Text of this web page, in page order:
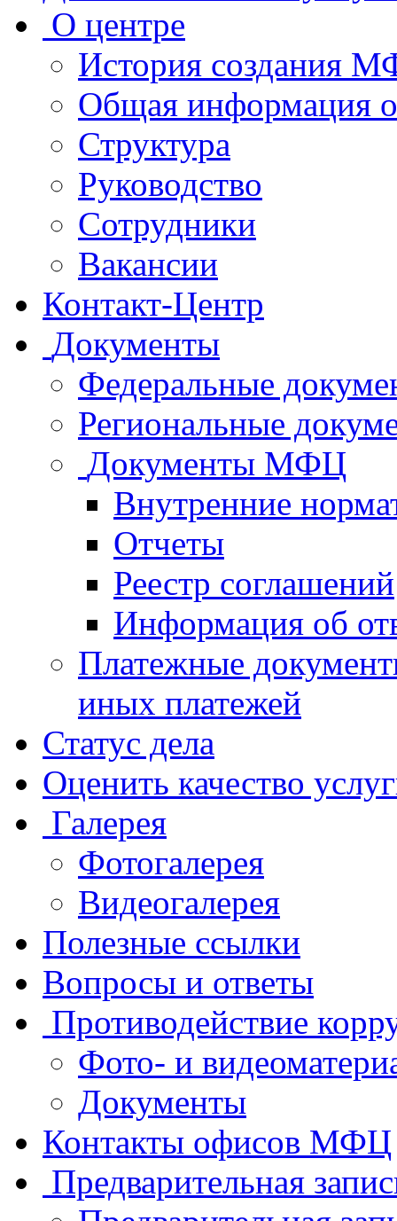
О центре
История создания
Общая
Структура
Руководство
Сотрудники
Вакансии
Контакт-Центр
Документы
Федеральные
Региональные
Документы МФЦ
Внутренние
Отчеты
Реестр соглашений
Информация об
Платежные
иных платежей
Статус дела
Оценить качество
Галерея
Фотогалерея
Видеогалерея
Полезные ссылки
Вопросы и ответы
Противодействие
Фото- и
Документы
Контакты офисов МФЦ
Предварительная